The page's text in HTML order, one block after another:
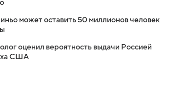
может оставить 50 миллионов человек
оценил вероятность выдачи Россией
США